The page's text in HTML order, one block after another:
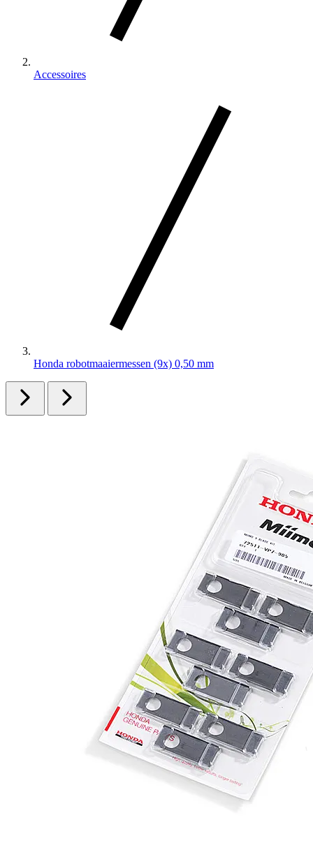
Accessoires
Honda robotmaaiermessen (9x) 0,50 mm